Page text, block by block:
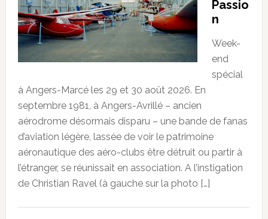
Passio
n
Week-
end
spécial
à Angers-Marcé les 29 et 30 août 2026. En
septembre 1981, à Angers-Avrillé – ancien
aérodrome désormais disparu – une bande de fanas
d’aviation légère, lassée de voir le patrimoine
aéronautique des aéro-clubs être détruit ou partir à
l’étranger, se réunissait en association. A l’instigation
de Christian Ravel (à gauche sur la photo […]